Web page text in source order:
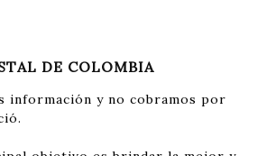
DE COLOMBIA
información y no cobramos por